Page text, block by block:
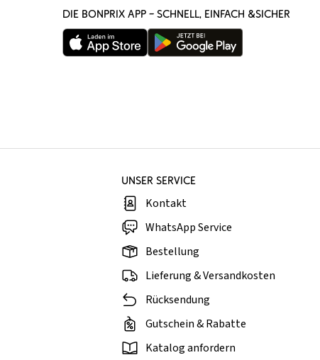
DIE BONPRIX APP – SCHNELL, EINFACH &SICHER
UNSER SERVICE
Kontakt
WhatsApp Service
Bestellung
Lieferung & Versandkosten
Rücksendung
Gutschein & Rabatte
Katalog anfordern